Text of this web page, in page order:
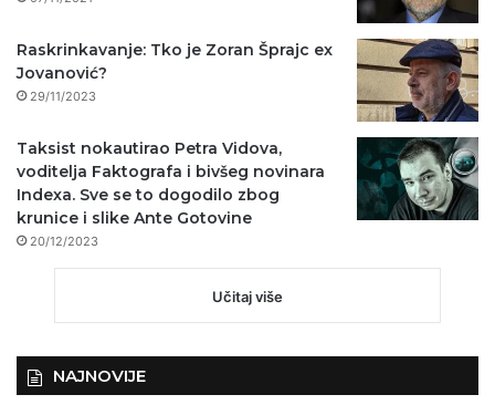
Raskrinkavanje: Tko je Zoran Šprajc ex
Jovanović?
29/11/2023
Taksist nokautirao Petra Vidova,
voditelja Faktografa i bivšeg novinara
Indexa. Sve se to dogodilo zbog
krunice i slike Ante Gotovine
20/12/2023
Učitaj više
NAJNOVIJE